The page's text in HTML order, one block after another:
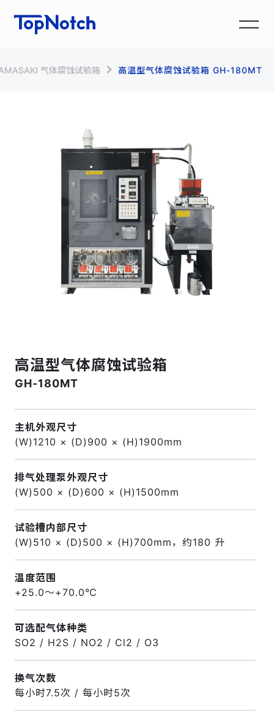
气体腐蚀试验箱 高温型气体腐蚀试验箱 GH-180MT
高温型气体腐蚀试验箱
GH-180MT
主机外观尺寸
(W)1210 × (D)900 × (H)1900mm
排气处理泵外观尺寸
(W)500 × (D)600 × (H)1500mm
试验槽内部尺寸
(W)510 × (D)500 × (H)700mm，约180 升
温度范围
+25.0～+70.0℃
可选配气体种类
SO2 / H2S / NO2 / Cl2 / O3
换气次数
每小时7.5次 / 每小时5次